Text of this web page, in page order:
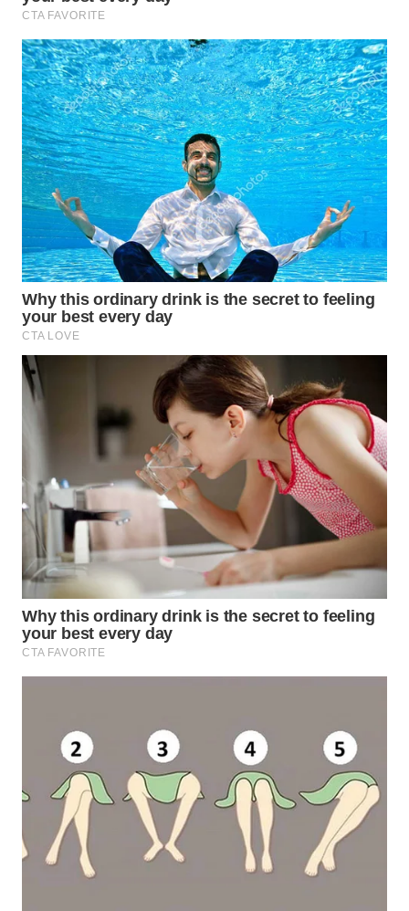
KARAWANG
WN
BEKASI
WN
BOGOR
WN
DEPOK
WN
TAPANULI
UTARA
SAMOSIR
WN
SUMEDANG
WN
CIANJUR
WN
KEPULAUAN
SERIBU
TANGERANG
WN
BINJAI
WN
CIREBON